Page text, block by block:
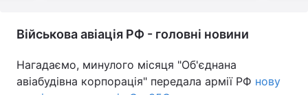
Військова авіація РФ - головні новини
Нагадаємо, минулого місяця "Об'єднана
авіабудівна корпорація" передала армії РФ нову